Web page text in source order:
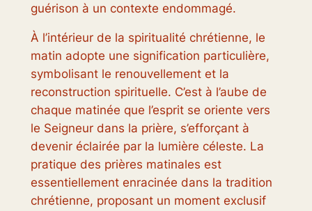
guérison à un contexte endommagé.
À l’intérieur de la spiritualité chrétienne, le
matin adopte une signification particulière,
symbolisant le renouvellement et la
reconstruction spirituelle. C’est à l’aube de
chaque matinée que l’esprit se oriente vers
le Seigneur dans la prière, s’efforçant à
devenir éclairée par la lumière céleste. La
pratique des prières matinales est
essentiellement enracinée dans la tradition
chrétienne, proposant un moment exclusif